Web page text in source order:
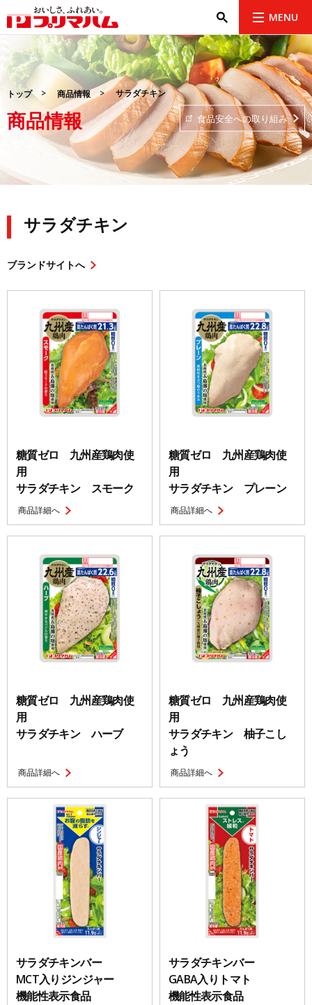
MENU
トップ 商品情報 サラダチキン
商品情報 食品安全への取り組み
サラダチキン
ブランドサイトへ
糖質ゼロ 九州産鶏肉使
用
サラダチキン スモーク
商品詳細へ
糖質ゼロ 九州産鶏肉使
用
サラダチキン プレーン
商品詳細へ
糖質ゼロ 九州産鶏肉使
用
サラダチキン ハーブ
商品詳細へ
糖質ゼロ 九州産鶏肉使
用
サラダチキン 柚子こし
ょう
商品詳細へ
サラダチキンバー
MCT入りジンジャー
機能性表示食品
サラダチキンバー
GABA入りトマト
機能性表示食品